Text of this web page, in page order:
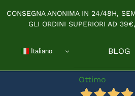
contenuto
CONSEGNA ANONIMA IN 24/48H,
GLI ORDINI SUPERIORI AD
Italiano BLOG
Ottimo